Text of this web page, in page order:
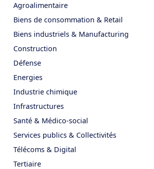
Agroalimentaire
Biens de consommation & Retail
Biens industriels & Manufacturing
Construction
Défense
Energies
Industrie chimique
Infrastructures
Santé & Médico-social
Services publics & Collectivités
Télécoms & Digital
Tertiaire